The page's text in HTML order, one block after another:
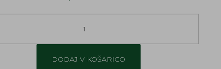
DODAJ V KOŠARICO